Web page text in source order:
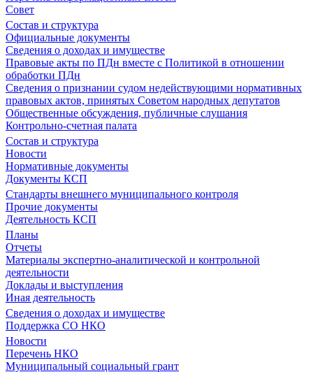
Совет
Состав и структура
Официальные документы
Сведения о доходах и имуществе
Правовые акты по ПДн вместе с Политикой в отношении
обработки ПДн
Сведения о признании судом недействующими нормативных
правовых актов, принятых Советом народных депутатов
Общественные обсуждения, публичные слушания
Контрольно-счетная палата
Состав и структура
Новости
Нормативные документы
Документы КСП
Стандарты внешнего муниципального контроля
Прочие документы
Деятельность КСП
Планы
Отчеты
Материалы экспертно-аналитической и контрольной
деятельности
Доклады и выступления
Иная деятельность
Сведения о доходах и имуществе
Поддержка СО НКО
Новости
Перечень НКО
Муниципальный социальный грант